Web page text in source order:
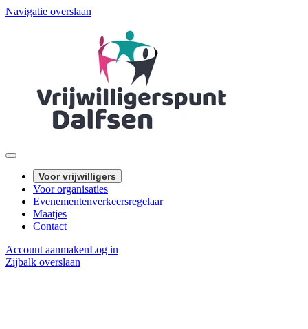
Navigatie overslaan
Voor vrijwilligers
Voor organisaties
Evenementenverkeersregelaar
Maatjes
Contact
Account aanmakenLog in
Zijbalk overslaan